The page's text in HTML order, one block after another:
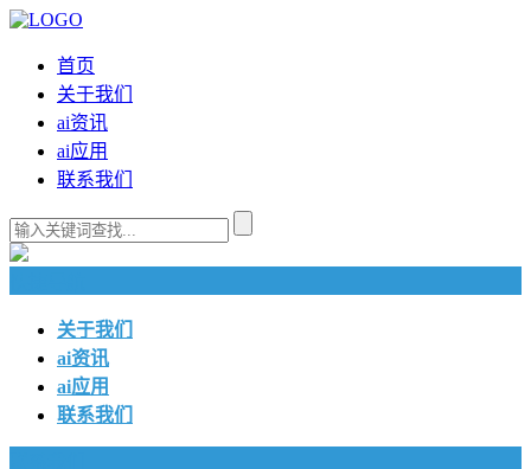
首页
关于我们
ai资讯
ai应用
联系我们
关于我们
ai资讯
ai应用
联系我们